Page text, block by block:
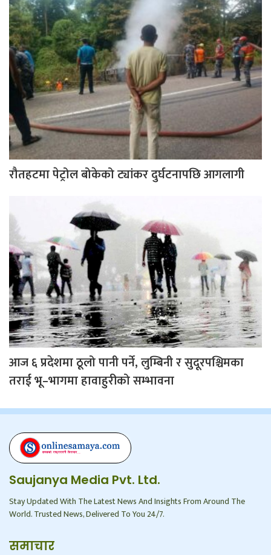
रौतहटमा पेट्रोल बोकेको ट्यांकर दुर्घटनापछि आगलागी
आज ६ प्रदेशमा ठूलो पानी पर्ने, लुम्बिनी र सुदूरपश्चिमका
तराई भू–भागमा हावाहुरीको सम्भावना
Saujanya Media Pvt. Ltd.
Stay Updated With The Latest News And Insights From Around The
World. Trusted News, Delivered To You 24/7.
समाचार